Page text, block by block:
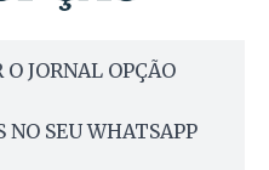
JORNAL OPÇÃO
NO SEU WHATSAPP